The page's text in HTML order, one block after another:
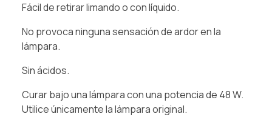
Fácil de retirar limando o con líquido.
No provoca ninguna sensación de ardor en la
lámpara.
Sin ácidos.
Curar bajo una lámpara con una potencia de 48 W.
Utilice únicamente la lámpara original.